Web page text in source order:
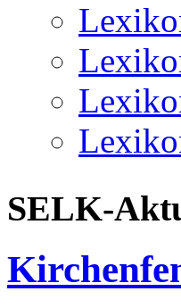
SELK-